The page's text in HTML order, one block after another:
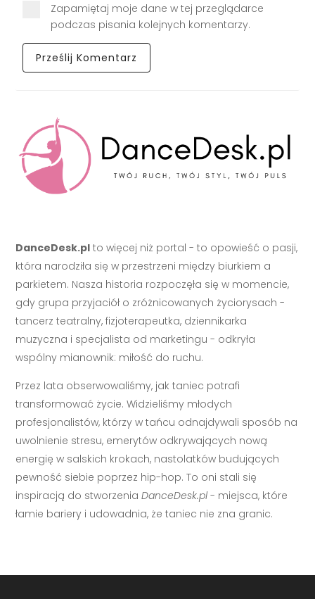
Zapamiętaj moje dane w tej przeglądarce
podczas pisania kolejnych komentarzy.
DanceDesk.pl to więcej niż portal - to opowieść o pasji,
która narodziła się w przestrzeni między biurkiem a
parkietem. Nasza historia rozpoczęła się w momencie,
gdy grupa przyjaciół o zróżnicowanych życiorysach -
tancerz teatralny, fizjoterapeutka, dziennikarka
muzyczna i specjalista od marketingu - odkryła
wspólny mianownik: miłość do ruchu.
Przez lata obserwowaliśmy, jak taniec potrafi
transformować życie. Widzieliśmy młodych
profesjonalistów, którzy w tańcu odnajdywali sposób na
uwolnienie stresu, emerytów odkrywających nową
energię w salskich krokach, nastolatków budujących
pewność siebie poprzez hip-hop. To oni stali się
inspiracją do stworzeniaDanceDesk.pl - miejsca, które
łamie bariery i udowadnia, że taniec nie zna granic.